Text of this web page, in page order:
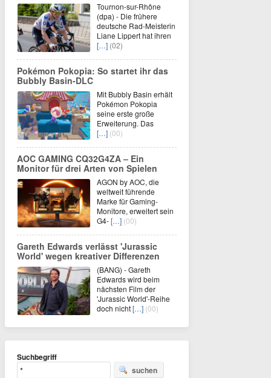
Tournon-sur-Rhône
(dpa) - Die frühere
deutsche Rad-Meisterin
Liane Lippert hat ihren
[…] (02)
Pokémon Pokopia: So startet ihr das
Bubbly Basin-DLC
Mit Bubbly Basin erhält
Pokémon Pokopia
seine erste große
Erweiterung. Das
[…] (00)
AOC GAMING CQ32G4ZA – Ein
Monitor für drei Arten von Spielen
AGON by AOC, die
weltweit führende
Marke für Gaming-
Monitore, erweitert sein
G4-[…] (00)
Gareth Edwards verlässt 'Jurassic
World' wegen kreativer Differenzen
(BANG) - Gareth
Edwards wird beim
nächsten Film der
'Jurassic World'-Reihe
doch nicht[…] (00)
Suchbegriff
suchen